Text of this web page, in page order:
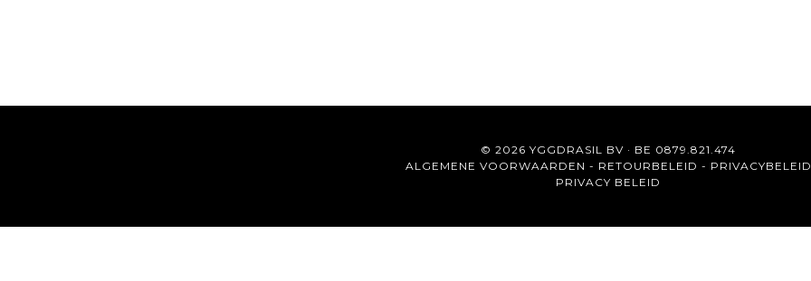
© 2026 YGGDRASIL BV · BE 0879.821.474
ALGEMENE VOORWAARDEN - RETOURBELEID - PRIVACYBELEID
PRIVACY BELEID